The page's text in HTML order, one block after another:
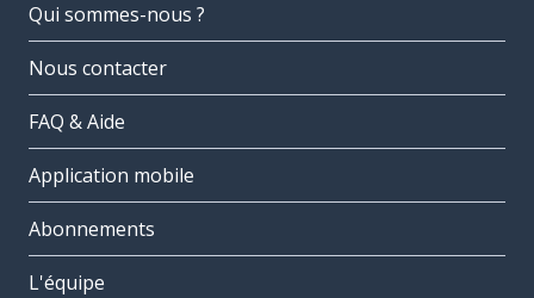
Qui sommes-nous ?
Nous contacter
FAQ & Aide
Application mobile
Abonnements
L'équipe